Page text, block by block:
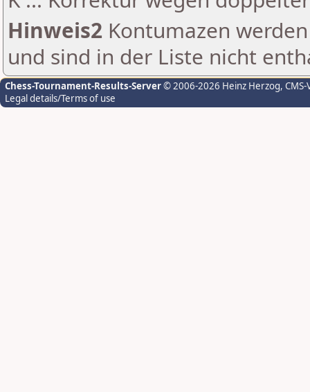
Hinweis2 Kontumazen
und sind in der Liste nicht
Chess-Tournament-Results-Server© 2006-2026 Heinz Herzog,
Legal details/Terms of use